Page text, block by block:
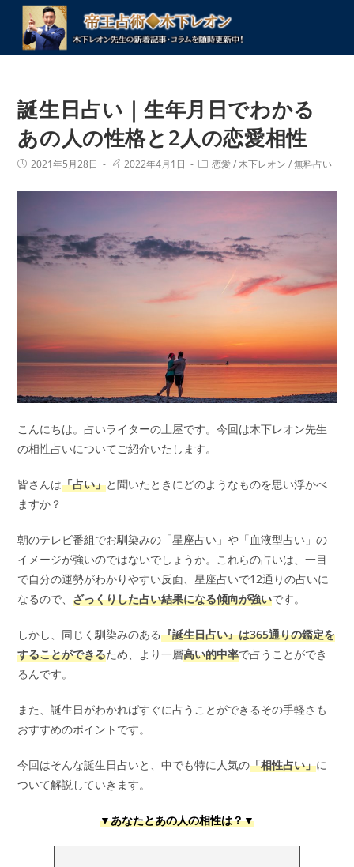
誕生日占い｜生年月日でわかる
あの人の性格と2人の恋愛相性
投 2021年5月28日
投
更
日:
2022年4月1日
投 恋愛 / 木下レオン / 無料占い
こんにちは。占いライターの土屋です。今回は木下レオン先生
の相性占いについてご紹介いたします。
皆さんは「占い」と聞いたときにどのようなものを思い浮かべ
ますか？
朝のテレビ番組でお馴染みの「星座占い」や「血液型占い」の
イメージが強いのではないでしょうか。これらの占いは、一目
で自分の運勢がわかりやすい反面、星座占いで12通りの占いに
なるので、ざっくりした占い結果になる傾向が強いです。
しかし、同じく馴染みのある『誕生日占い』は365通りの鑑定を
することができるため、より一層高い的中率で占うことができ
るんです。
また、誕生日がわかればすぐに占うことができるその手軽さも
おすすめのポイントです。
今回はそんな誕生日占いと、中でも特に人気の「相性占い」に
ついて解説していきます。
▼あなたとあの人の相性は？▼